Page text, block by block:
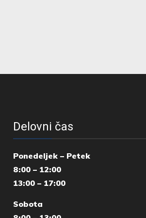
izdelka
Delovni čas
Ponedeljek – Petek
8:00 – 12:00
13:00 – 17:00
Sobota